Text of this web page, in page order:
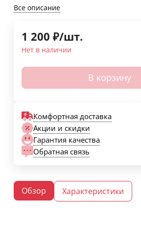
Все описание
1 200 ₽/шт.
Нет в наличии
В корзину
Комфортная доставка
Акции и скидки
Гарантия качества
Обратная связь
Обзор Характеристики